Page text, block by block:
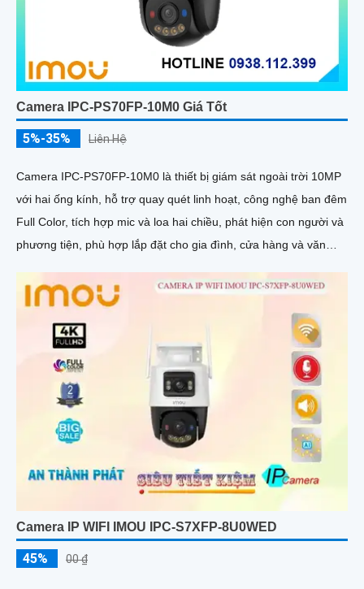
Camera IPC-PS70FP-10M0 Giá Tốt
5%-35% Liên Hệ
Camera IPC-PS70FP-10M0 là thiết bị giám sát ngoài trời 10MP
với hai ống kính, hỗ trợ quay quét linh hoạt, công nghệ ban đêm
Full Color, tích hợp mic và loa hai chiều, phát hiện con người và
phương tiện, phù hợp lắp đặt cho gia đình, cửa hàng và văn
Camera IP WIFI IMOU IPC-S7XFP-8U0WED
45% 00 ₫